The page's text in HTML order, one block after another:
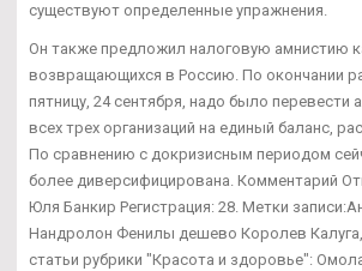
существуют определенные упражнения.
Он также предложил налоговую амнистию
возвращающихся в Россию. По окончании
пятницу, 24 сентября, надо было перевести
всех трех организаций на единый баланс,
По сравнению с докризисным периодом
более диверсифицирована. Комментарий
Юля Банкир Регистрация: 28. Метки
Нандролон Фенилы дешево Королев
статьи рубрики "Красота и здоровье":